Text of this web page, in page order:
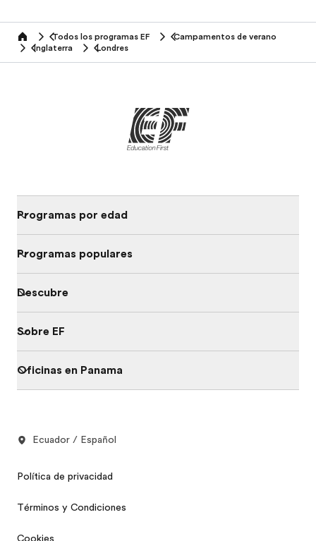
home Todos los programas EF
Campamentos de verano
Inglaterra
Londres
Programas por edad
Programas populares
Descubre
Sobre EF
Oficinas en Panama
Ecuador / Español
Política de privacidad
Términos y Condiciones
Cookies